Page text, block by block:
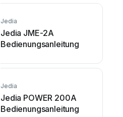
Jedia
Jedia JME-2A
Bedienungsanleitung
Jedia
Jedia POWER 200A
Bedienungsanleitung